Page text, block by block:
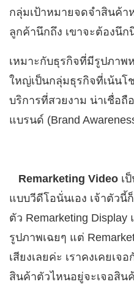
กลุ่มเป้าหมายจดจำสินค้า
ลูกค้านึกถึง เขาจะต้องนึก
เหมาะกับธุรกิจที่มีรูปภาพ
ใหญ่เป็นกลุ่มธุรกิจที่เน้น
บริการที่สวยงาม น่าเชื่อถื
แบรนด์ (Brand
Remarketing Video เ
แบบวีดีโอนั่นเอง เจ้าตัวนี้
ตัว Remarketing
รูปภาพเฉยๆ แต่
เสียงเลยค่ะ เราคงเคยเจ
สินค้าตัวไหนอยู่จะเจอสิน